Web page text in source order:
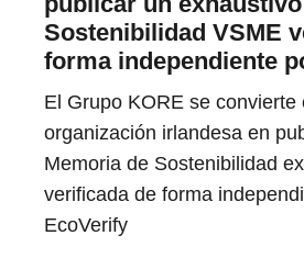
Sostenibilidad VSME
forma independiente
El Grupo KORE se convierte
organización irlandesa en
Memoria de Sostenibilidad
verificada de forma
EcoVerify